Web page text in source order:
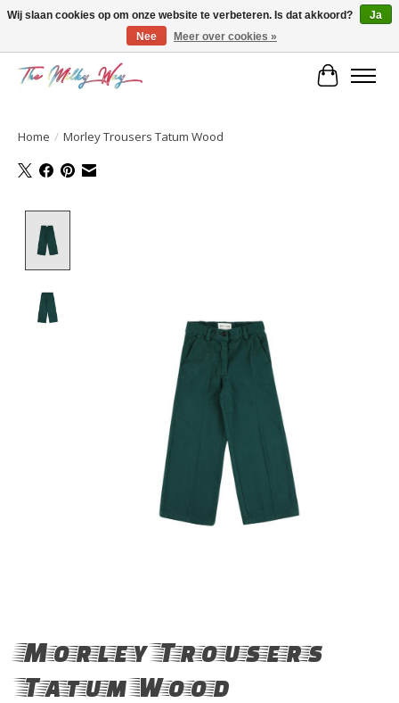
Home / Morley Trousers Tatum Wood
Morley Trousers
Tatum Wood
Wij slaan cookies op om onze website te verbeteren. Is dat akkoord?
Ja
Nee
Meer over cookies »